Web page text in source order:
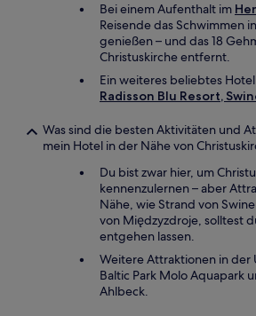
Bei einem Aufenthalt im
Reisende das Schwimmen
genießen – und das 18
Christuskirche entfernt.
Ein weiteres beliebtes
Radisson Blu Resort,
Was sind die besten Aktivitäten und
mein Hotel in der Nähe von
Du bist zwar hier, um
kennenzulernen – aber
Nähe, wie Strand von
von Międzyzdroje, solltest
entgehen lassen.
Weitere Attraktionen in der
Baltic Park Molo Aquapark
Ahlbeck.